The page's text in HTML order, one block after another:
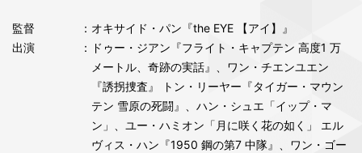
監督
：オキサイド・パン『the EYE 【アイ】』
出演
：ドゥー・ジアン『フライト・キャプテン 高度1 万
メートル、奇跡の実話』、ワン・チエンユエン
『誘拐捜査』 トン・リーヤー『タイガー・マウン
テン 雪原の死闘』、ハン・シュエ「イップ・マ
ン」、ユー・ハミオン「月に咲く花の如く」 エル
ヴィス・ハン『1950 鋼の第7 中隊』、ワン・ゴー